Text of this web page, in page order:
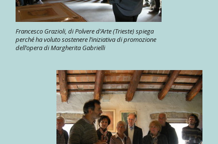
Francesco Grazioli, di Polvere d’Arte (Trieste) spiega
perché ha voluto sostenere l’iniziativa di promozione
dell’opera di Margherita Gabrielli